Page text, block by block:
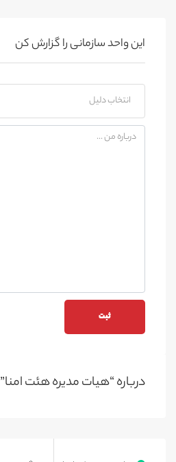
این واحد سازمانی را گزارش کن
درباره “هیات مدیره هئت امنا”